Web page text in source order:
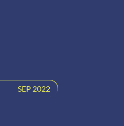
SEP 2022